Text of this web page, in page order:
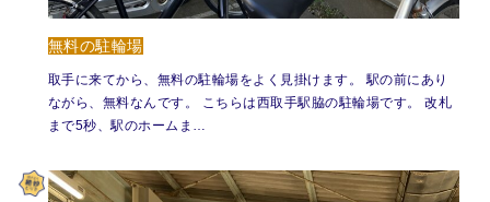
無料の駐輪場
取手に来てから、無料の駐輪場をよく見掛けます。 駅の前にあり
ながら、無料なんです。 こちらは西取手駅脇の駐輪場です。 改札
まで5秒、駅のホームま…